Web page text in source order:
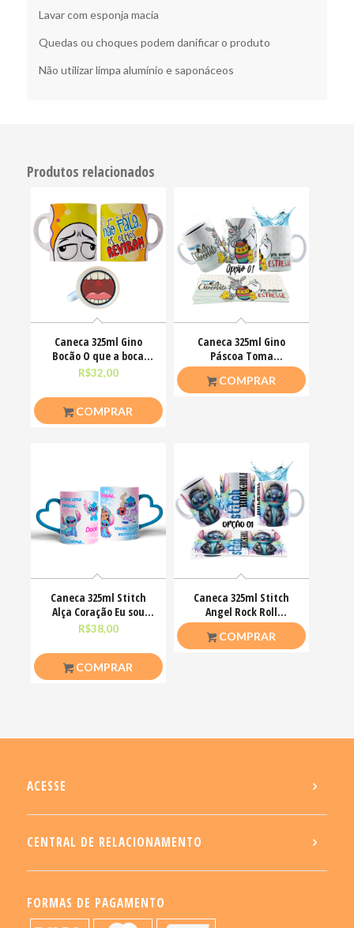
Lavar com esponja macia
Quedas ou choques podem danificar o produto
Não utilizar limpa alumínio e saponáceos
Produtos relacionados
Caneca 325ml Gino
Bocão O que a boca
não fala, os olhos
R$32,00
COMPRAR
Caneca 325ml Gino
Páscoa Toma
chocolate pra acalmar
esse teu estresse
COMPRAR
Caneca 325ml Stitch
Alça Coração Eu sou
uma pessoa calma
R$38,00
COMPRAR
Caneca 325ml Stitch
Angel Rock Roll
Motoclub Motoqueiro
COMPRAR
ACESSE
CENTRAL DE RELACIONAMENTO
FORMAS DE PAGAMENTO